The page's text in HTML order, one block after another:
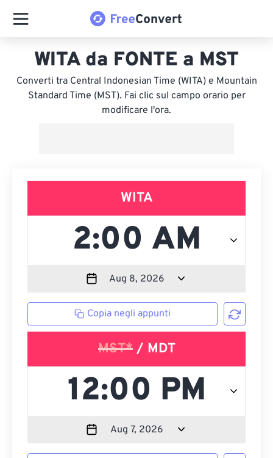
WITA da FONTE a MST
Converti tra Central Indonesian Time (WITA) e Mountain
Standard Time (MST). Fai clic sul campo orario per
modificare l'ora.
WITA
Copia negli appunti
MST*/ MDT